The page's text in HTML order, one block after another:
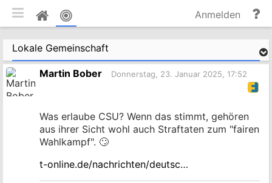
Pinnwand Anmelden
Lokale Gemeinschaft
Martin Bober Donnerstag, 23. Januar 2025, 17:52
Was erlaube CSU? Wenn das stimmt, gehören
aus ihrer Sicht wohl auch Straftaten zum "fairen
Wahlkampf". 🙄
t-online.de/nachrichten/deutsc…
mobile Ansicht umschalten